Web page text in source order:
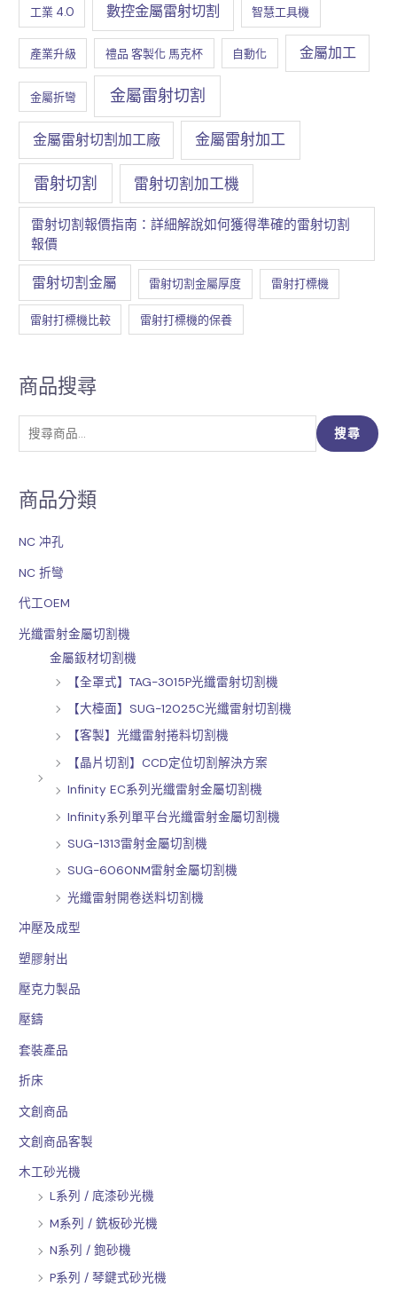
工業 4.0 數控金屬雷射切割 智慧工具機
產業升級 禮品 客製化 馬克杯 自動化 金屬加工
金屬折彎 金屬雷射切割
金屬雷射切割加工廠 金屬雷射加工
雷射切割 雷射切割加工機
雷射切割報價指南：詳細解說如何獲得準確的雷射切割
報價
雷射切割金屬 雷射切割金屬厚度 雷射打標機
雷射打標機比較 雷射打標機的保養
商品搜尋
搜
尋
鍵
:
搜尋
商品分類
NC 冲孔
NC 折彎
代工OEM
光纖雷射金屬切割機
金屬鈑材切割機
【全罩式】TAG-3015P光纖雷射切割機
【大檯面】SUG-12025C光纖雷射切割機
【客製】光纖雷射捲料切割機
【晶片切割】CCD定位切割解決方案
Infinity EC系列光纖雷射金屬切割機
Infinity系列單平台光纖雷射金屬切割機
SUG-1313雷射金屬切割機
SUG-6060NM雷射金屬切割機
光纖雷射開卷送料切割機
冲壓及成型
塑膠射出
壓克力製品
壓鑄
套裝產品
折床
文創商品
文創商品客製
木工砂光機
L系列 / 底漆砂光機
M系列 / 銑板砂光機
N系列 / 鉋砂機
P系列 / 琴鍵式砂光機